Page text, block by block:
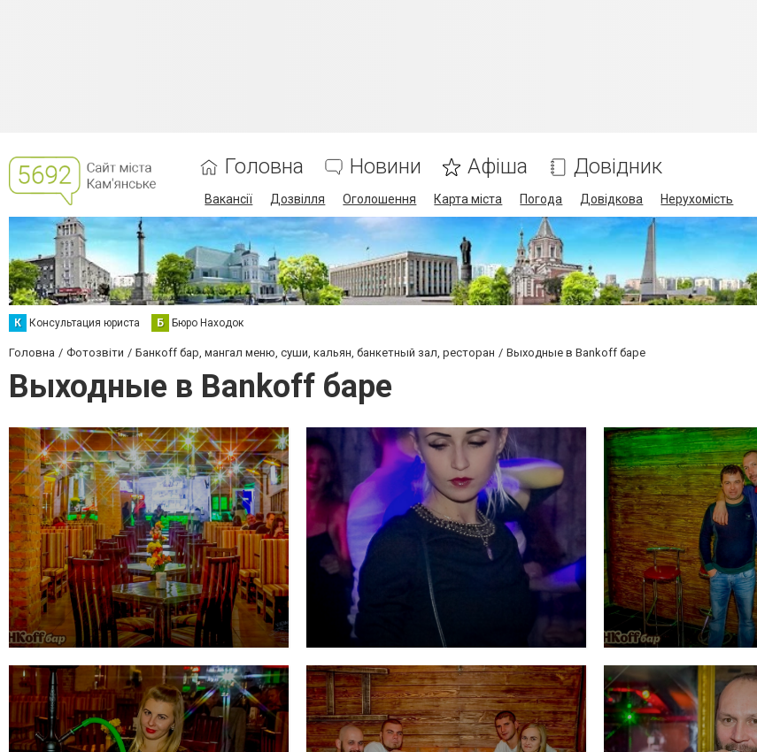
Головна Новини Афіша Довідник
Вакансії Дозвілля Оголошення Карта міста Погода Довідкова Нерухомість
К Консультация юриста Б Бюро Находок
Головна Фотозвіти Банкoff бар, мангал меню, суши, кальян, банкетный зал, ресторан Выходные в Bankoff баре
Выходные в Bankoff баре